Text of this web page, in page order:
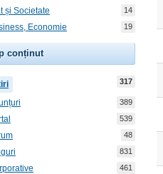
și Societate 14
Economie 19
conținut
317
389
539
48
831
461